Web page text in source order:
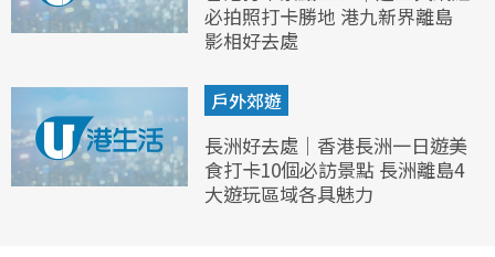
必拍照打卡勝地 港九新界離島
影相好去處
戶外郊遊
長洲好去處｜香港長洲一日遊美
食打卡10個必訪景點 長洲離島4
大遊玩區域各具魅力